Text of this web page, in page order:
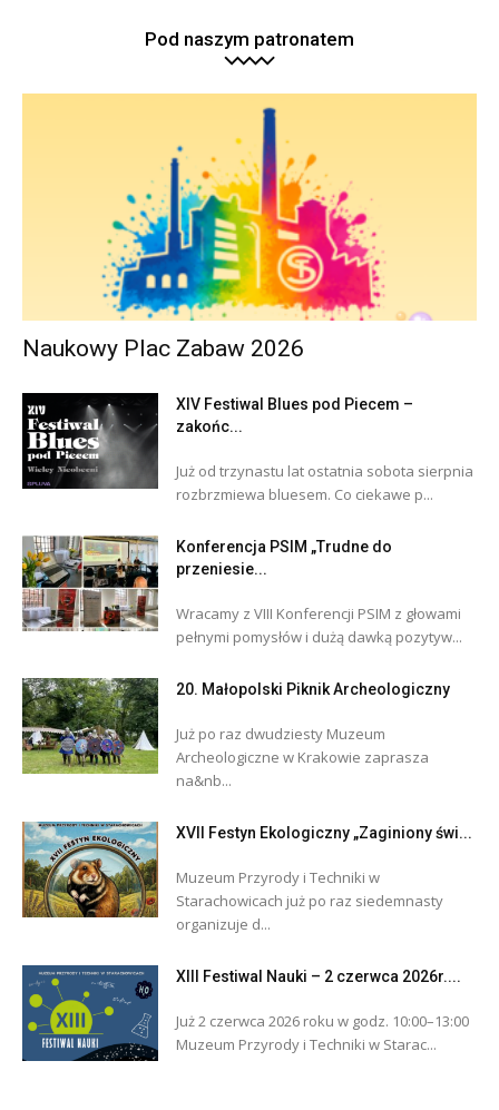
Pod naszym patronatem
Naukowy Plac Zabaw 2026
XIV Festiwal Blues pod Piecem –
zakońc...
Już od trzynastu lat ostatnia sobota sierpnia
rozbrzmiewa bluesem. Co ciekawe p...
Konferencja PSIM „Trudne do
przeniesie...
Wracamy z VIII Konferencji PSIM z głowami
pełnymi pomysłów i dużą dawką pozytyw...
20. Małopolski Piknik Archeologiczny
Już po raz dwudziesty Muzeum
Archeologiczne w Krakowie zaprasza
na&nb...
XVII Festyn Ekologiczny „Zaginiony świ...
Muzeum Przyrody i Techniki w
Starachowicach już po raz siedemnasty
organizuje d...
XIII Festiwal Nauki – 2 czerwca 2026r....
Już 2 czerwca 2026 roku w godz. 10:00–13:00
Muzeum Przyrody i Techniki w Starac...